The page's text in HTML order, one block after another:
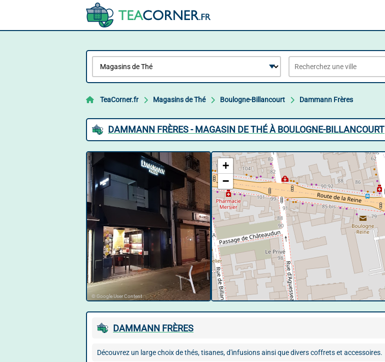
TeaCorner.fr Magasins de Thé Boulogne-Billancourt Dammann Frères
DAMMANN FRÈRES - MAGASIN DE THÉ À BOULOGNE-BILLANCOURT
© Google User Content
+
−
DAMMANN FRÈRES
Découvrez un large choix de thés, tisanes, d'infusions ainsi que divers coffrets et accessoires.